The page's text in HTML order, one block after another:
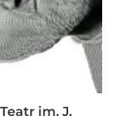
im. J.